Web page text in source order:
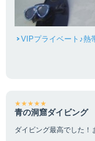
VIPプライベート♪熱
★★★★★
青の洞窟ダイビング
ダイビング最高でした！